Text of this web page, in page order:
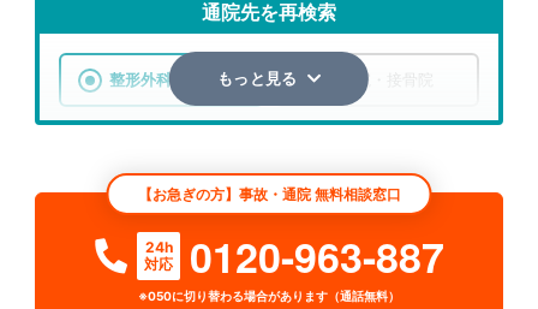
通院先を再検索
整形外科 整骨院・接骨院
検索する
詳細条件で絞り込む
もっと見る
【お急ぎの方】事故・通院 無料相談窓口
24h
対応
0120-963-887
※050に切り替わる場合があります（通話無料）